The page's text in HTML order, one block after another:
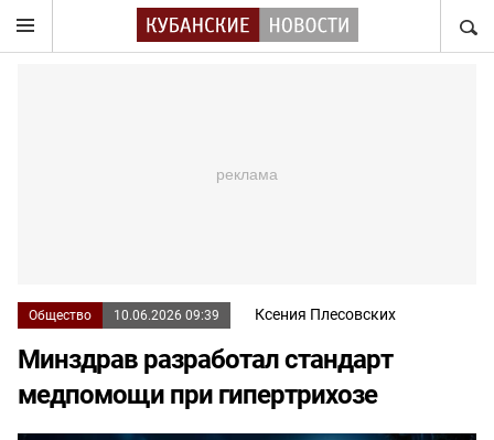
Общество 10.06.2026 09:39 Ксения Плесовских
Минздрав разработал стандарт
медпомощи при гипертрихозе